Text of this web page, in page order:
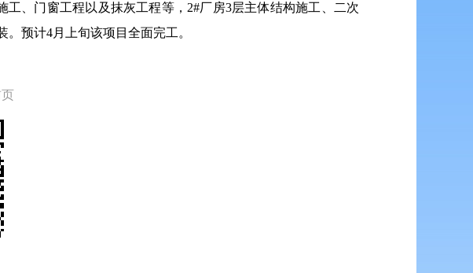
、门窗工程以及抹灰工程等，2#厂房3层主体结构施工、二次
预计4月上旬该项目全面完工。